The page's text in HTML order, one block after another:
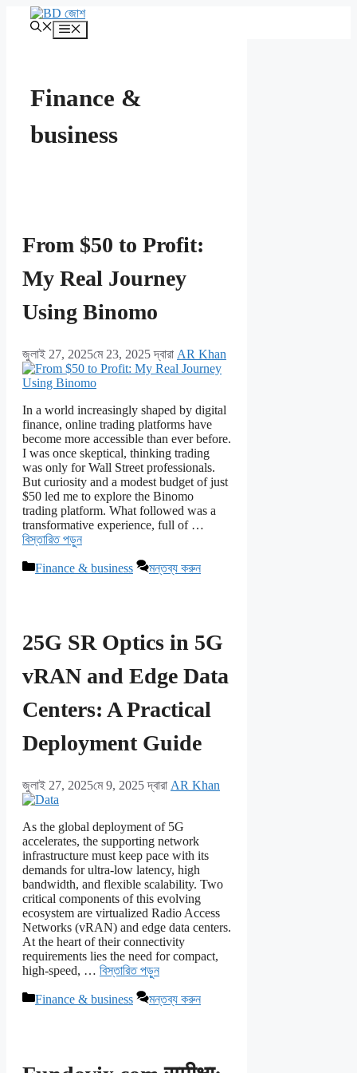
এড়িেয়
Finance &
business
From $50 to Profit:
My Real Journey
Using Binomo
জুলাই 27, 2025মে 23, 2025 দ্বারা AR Khan
In a world increasingly shaped by digital
finance, online trading platforms have
become more accessible than ever before.
I was once skeptical, thinking trading
was only for Wall Street professionals.
But curiosity and a modest budget of just
$50 led me to explore the Binomo
trading platform. What followed was a
transformative experience, full of …
বিস্তারিত পড়ুন
বিভাগ
Finance & business মন্তব্য করুন
25G SR Optics in 5G
vRAN and Edge Data
Centers: A Practical
Deployment Guide
জুলাই 27, 2025মে 9, 2025 দ্বারা AR Khan
As the global deployment of 5G
accelerates, the supporting network
infrastructure must keep pace with its
demands for ultra-low latency, high
bandwidth, and flexible scalability. Two
critical components of this evolving
ecosystem are virtualized Radio Access
Networks (vRAN) and edge data centers.
At the heart of their connectivity
requirements lies the need for compact,
high-speed, … বিস্তারিত পড়ুন
বিভাগ
Finance & business মন্তব্য করুন